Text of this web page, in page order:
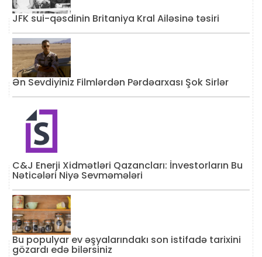
JFK sui-qəsdinin Britaniya Kral Ailəsinə təsiri
Ən Sevdiyiniz Filmlərdən Pərdəarxası Şok Sirlər
C&J Enerji Xidmətləri Qazancları: İnvestorların Bu
Nəticələri Niyə Sevməmələri
Bu populyar ev əşyalarındakı son istifadə tarixini
gözardı edə bilərsiniz